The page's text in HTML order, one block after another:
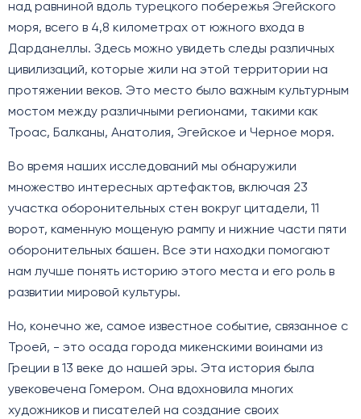
над равниной вдоль турецкого побережья Эгейского
моря, всего в 4,8 километрах от южного входа в
Дарданеллы. Здесь можно увидеть следы различных
цивилизаций, которые жили на этой территории на
протяжении веков. Это место было важным культурным
мостом между различными регионами, такими как
Троас, Балканы, Анатолия, Эгейское и Черное моря.
Во время наших исследований мы обнаружили
множество интересных артефактов, включая 23
участка оборонительных стен вокруг цитадели, 11
ворот, каменную мощеную рампу и нижние части пяти
оборонительных башен. Все эти находки помогают
нам лучше понять историю этого места и его роль в
развитии мировой культуры.
Но, конечно же, самое известное событие, связанное с
Троей, - это осада города микенскими воинами из
Греции в 13 веке до нашей эры. Эта история была
увековечена Гомером. Она вдохновила многих
художников и писателей на создание своих